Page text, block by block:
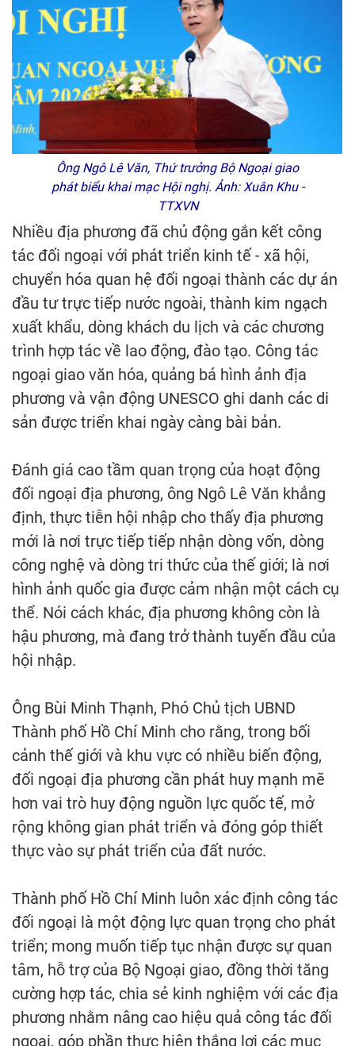
Ông Ngô Lê Văn, Thứ trưởng Bộ Ngoại giao
phát biểu khai mạc Hội nghị. Ảnh: Xuân Khu -
TTXVN
Nhiều địa phương đã chủ động gắn kết công
tác đối ngoại với phát triển kinh tế - xã hội,
chuyển hóa quan hệ đối ngoại thành các dự án
đầu tư trực tiếp nước ngoài, thành kim ngạch
xuất khẩu, dòng khách du lịch và các chương
trình hợp tác về lao động, đào tạo. Công tác
ngoại giao văn hóa, quảng bá hình ảnh địa
phương và vận động UNESCO ghi danh các di
sản được triển khai ngày càng bài bản.
Đánh giá cao tầm quan trọng của hoạt động
đối ngoại địa phương, ông Ngô Lê Văn khẳng
định, thực tiễn hội nhập cho thấy địa phương
mới là nơi trực tiếp tiếp nhận dòng vốn, dòng
công nghệ và dòng tri thức của thế giới; là nơi
hình ảnh quốc gia được cảm nhận một cách cụ
thể. Nói cách khác, địa phương không còn là
hậu phương, mà đang trở thành tuyến đầu của
hội nhập.
Ông Bùi Minh Thạnh, Phó Chủ tịch UBND
Thành phố Hồ Chí Minh cho rằng, trong bối
cảnh thế giới và khu vực có nhiều biến động,
đối ngoại địa phương cần phát huy mạnh mẽ
hơn vai trò huy động nguồn lực quốc tế, mở
rộng không gian phát triển và đóng góp thiết
thực vào sự phát triển của đất nước.
Thành phố Hồ Chí Minh luôn xác định công tác
đối ngoại là một động lực quan trọng cho phát
triển; mong muốn tiếp tục nhận được sự quan
tâm, hỗ trợ của Bộ Ngoại giao, đồng thời tăng
cường hợp tác, chia sẻ kinh nghiệm với các địa
phương nhằm nâng cao hiệu quả công tác đối
ngoại, góp phần thực hiện thắng lợi các mục